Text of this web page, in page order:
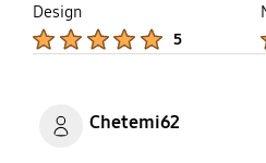
Design
5
Chetemi62